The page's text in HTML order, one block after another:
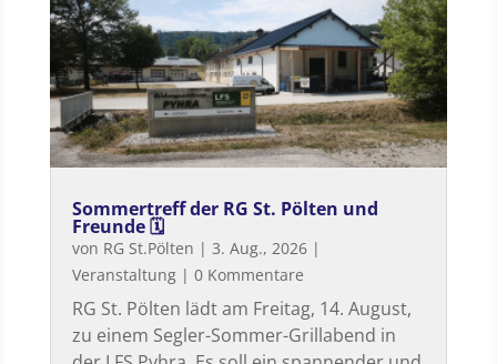
Sommertreff der RG St. Pölten und
Freunde 🗓
von RG St.Pölten | 3. Aug., 2026|
Veranstaltung| 0 Kommentare
RG St. Pölten lädt am Freitag, 14. August,
zu einem Segler-Sommer-Grillabend in